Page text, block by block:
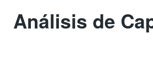
Análisis de